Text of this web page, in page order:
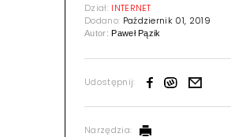
Dział: INTERNET
Dodano: Październik 01, 2019
Autor:Paweł Pązik
Udostępnij:
Narzędzia: